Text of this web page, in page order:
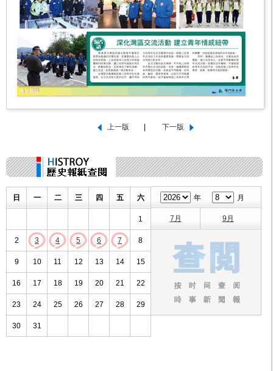
日 一 二 三 四 五 六
1
2 3 4 5 6 7 8
9 10 11 12 13 14 15
16 17 18 19 20 21 22
23 24 25 26 27 28 29
30 31
年 月
7月 9月